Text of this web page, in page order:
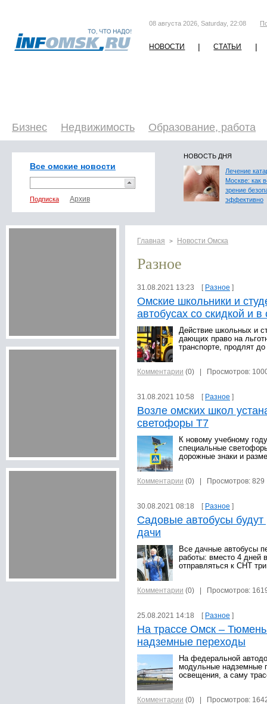
08 августа 2026, Saturday, 22:08
НОВОСТИ | СТАТЬИ |
Бизнес Недвижимость Образование, работа
Все омские новости
Подписка
НОВОСТЬ ДНЯ
Лечение
Москве: как
зрение
эффективно
Главная > Новости Омска
Разное
31.08.2021 13:23 [ Разное ]
Омские школьники и
автобусах со скидкой и в
Действие школьных и
дающих право на
транспорте, продлят
Комментарии (0) | Просмотров:
31.08.2021 10:58 [ Разное ]
Возле омских школ
светофоры Т7
К новому учебному
специальные
дорожные знаки и
Комментарии (0) | Просмотров: 829
30.08.2021 08:18 [ Разное ]
Садовые автобусы
дачи
Все дачные автобусы
работы: вместо 4 дней
отправляться к СНТ
Комментарии (0) | Просмотров:
25.08.2021 14:18 [ Разное ]
На трассе Омск –
надземные переходы
На федеральной
модульные надземные
освещения, а саму
Комментарии (0) | Просмотров: